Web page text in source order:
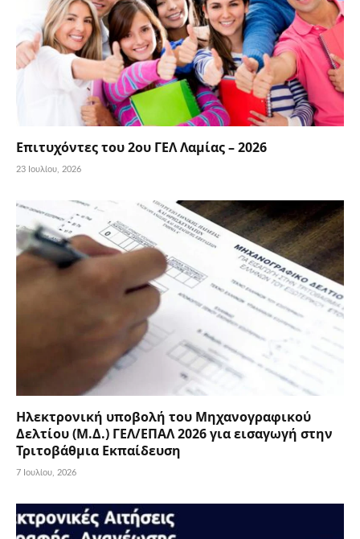
Επιτυχόντες του 2ου ΓΕΛ Λαμίας – 2026
23 Ιουλίου, 2026
Ηλεκτρονική υποβολή του Μηχανογραφικού
Δελτίου (Μ.Δ.) ΓΕΛ/ΕΠΑΛ 2026 για εισαγωγή στην
Τριτοβάθμια Εκπαίδευση
7 Ιουλίου, 2026